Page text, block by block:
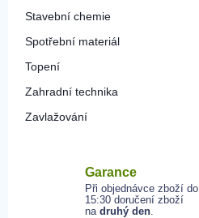
Stavební chemie
Spotřební materiál
Topení
Zahradní technika
Zavlažování
Garance
Při objednávce zboží do
15:30 doručení zboží
na druhý den.